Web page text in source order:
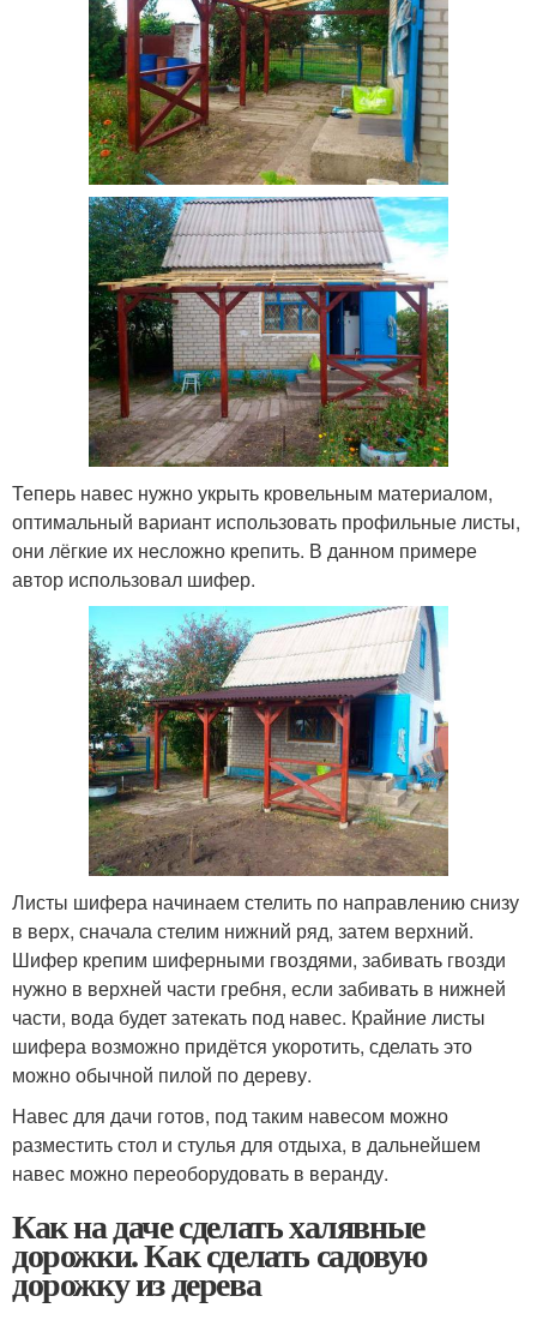
Теперь навес нужно укрыть кровельным материалом,
оптимальный вариант использовать профильные листы,
они лёгкие их несложно крепить. В данном примере
автор использовал шифер.
Листы шифера начинаем стелить по направлению снизу
в верх, сначала стелим нижний ряд, затем верхний.
Шифер крепим шиферными гвоздями, забивать гвозди
нужно в верхней части гребня, если забивать в нижней
части, вода будет затекать под навес. Крайние листы
шифера возможно придётся укоротить, сделать это
можно обычной пилой по дереву.
Навес для дачи готов, под таким навесом можно
разместить стол и стулья для отдыха, в дальнейшем
навес можно переоборудовать в веранду.
Как на даче сделать халявные
дорожки. Как сделать садовую
дорожку из дерева